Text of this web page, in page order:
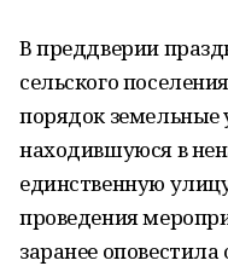
В преддверии
сельского
порядок земельные
находившуюся в
единственную
проведения
заранее